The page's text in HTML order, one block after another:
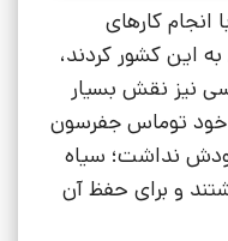
انجام کارهای
این کشور کردند،
نیز نقش بسیار
خود توماس جفرسون
نداشت؛ سیاه
و برای حفظ آن